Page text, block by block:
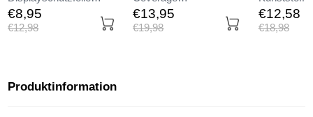
Panzerfolie Skins zum
Aufkleben Gehärtetes
Glas Glasfolie für
€8,95
€12,98
Displayschutzfolie
Panzerfolie Skins zum
Aufkleben Gehärtetes
€13,95
€19,98
Tasche
Huawei
Schwarz
€12,58
€18,98
Produktinformation